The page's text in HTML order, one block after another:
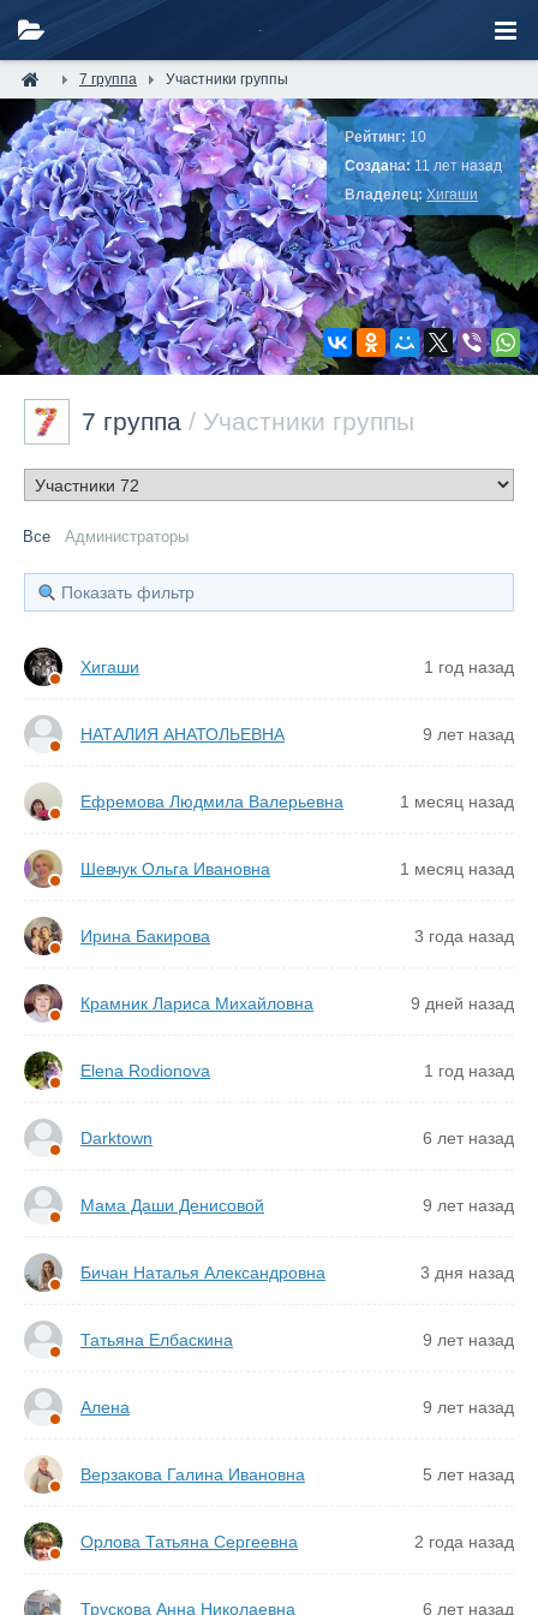
7 группа Участники группы
Рейтинг: 10
Создана: 11 лет назад
Владелец: Хигаши
7 группа / Участники группы
Все Администраторы
Показать фильтр
Хигаши 1 год назад
НАТАЛИЯ АНАТОЛЬЕВНА 9 лет назад
Ефремова Людмила Валерьевна 1 месяц назад
Шевчук Ольга Ивановна 1 месяц назад
Ирина Бакирова 3 года назад
Крамник Лариса Михайловна 9 дней назад
Elena Rodionova 1 год назад
Darktown 6 лет назад
Мама Даши Денисовой 9 лет назад
Бичан Наталья Александровна 3 дня назад
Татьяна Елбаскина 9 лет назад
Алена 9 лет назад
Верзакова Галина Ивановна 5 лет назад
Орлова Татьяна Сергеевна 2 года назад
Трускова Анна Николаевна 6 лет назад